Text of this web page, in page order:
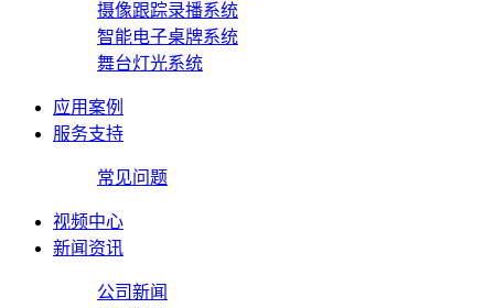
摄像跟踪录播系统
智能电子桌牌系统
舞台灯光系统
应用案例
服务支持
常见问题
视频中心
新闻资讯
公司新闻